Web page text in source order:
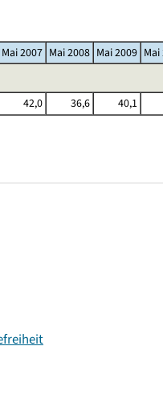
Mai 2007 Mai 2008 Mai 2009 Mai
42,0 36,6 40,1